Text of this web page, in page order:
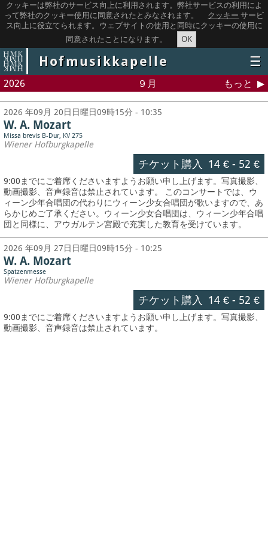
クッキーは弊社のサービス向上に利用されます。弊社サービスの利用によ
って弊社のクッキー使用に同意されたとみなされます。
クッキー サービ
ス向上に役立てられます。ウェブサイトの使用と同時にクッキーの使用に
同意されたことになります。
OK
Hofmusikkapelle ☰
2026 ９月 もっと
2026 年09月 20日日曜日09時15分 - 10:35
W. A. Mozart
Missa brevis B-Dur, KV 275
Wiener Hofburgkapelle
チケット購入 14 €- 52 €
9:00までにご着席くださいますようお願い申し上げます。写真撮影、
動画撮影、音声録音は禁止されています。 このコンサートでは、ウ
ィーン少年合唱団の代わりにウィーン少女合唱団が歌いますので、あ
らかじめご了承ください。ウィーン少女合唱団は、ウィーン少年合唱
団と同様に、アウガルテン宮殿で充実した教育を受けています。
2026 年09月 27日日曜日09時15分 - 10:25
W. A. Mozart
Spatzenmesse
Wiener Hofburgkapelle
チケット購入 14 €- 52 €
9:00までにご着席くださいますようお願い申し上げます。写真撮影、
動画撮影、音声録音は禁止されています。